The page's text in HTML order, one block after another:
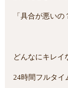
「具合が悪い
どんなにキレイ
24時間フルタイ